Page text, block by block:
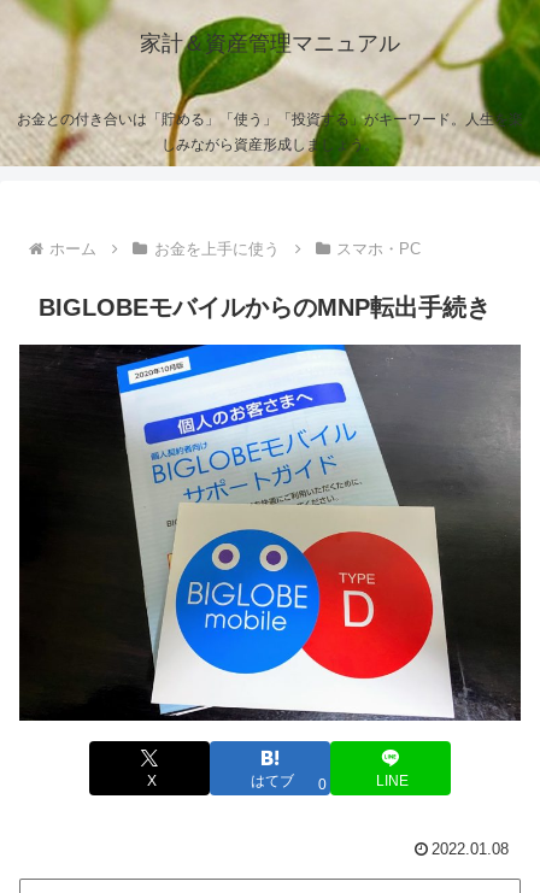
家計＆資産管理マニュアル
お金との付き合いは「貯める」「使う」「投資する」がキーワード。人生を楽
しみながら資産形成しましょう。
ホーム お金を上手に使う スマホ・PC
BIGLOBEモバイルからのMNP転出手続き
X はてブ 0 LINE
2022.01.08